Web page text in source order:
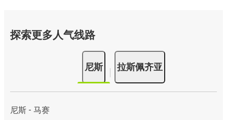
探索更多人气线路
尼斯 拉斯佩齐亚
尼斯 - 马赛